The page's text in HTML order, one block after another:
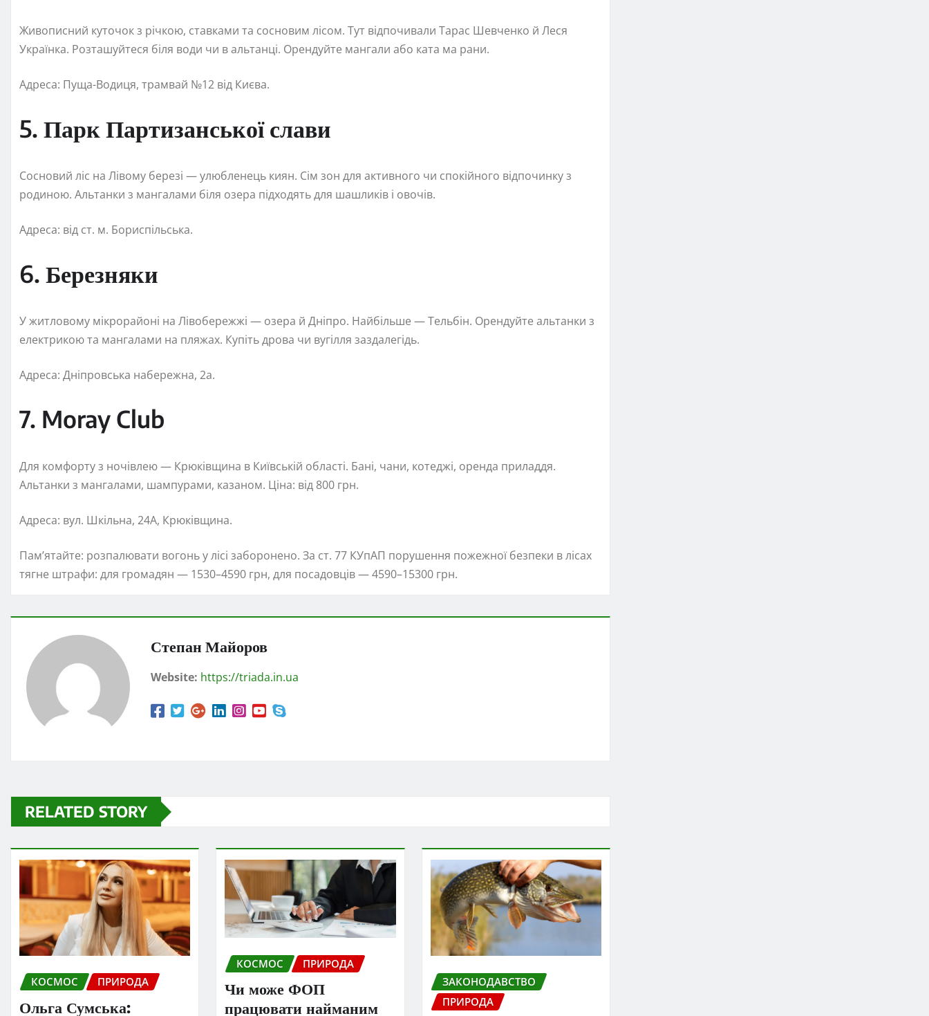
Живописний куточок з річкою, ставками та сосновим лісом. Тут відпочивали Тарас Шевченко й Леся
Українка. Розташуйтеся біля води чи в альтанці. Орендуйте мангали або ката ма рани.
Адреса: Пуща-Водиця, трамвай №12 від Києва.
5. Парк Партизанської слави
Сосновий ліс на Лівому березі — улюбленець киян. Сім зон для активного чи спокійного відпочинку з
родиною. Альтанки з мангалами біля озера підходять для шашликів і овочів.
Адреса: від ст. м. Бориспільська.
6. Березняки
У житловому мікрорайоні на Лівобережжі — озера й Дніпро. Найбільше — Тельбін. Орендуйте альтанки з
електрикою та мангалами на пляжах. Купіть дрова чи вугілля заздалегідь.
Адреса: Дніпровська набережна, 2а.
7. Moray Club
Для комфорту з ночівлею — Крюківщина в Київській області. Бані, чани, котеджі, оренда приладдя.
Альтанки з мангалами, шампурами, казаном. Ціна: від 800 грн.
Адреса: вул. Шкільна, 24А, Крюківщина.
Пам’ятайте: розпалювати вогонь у лісі заборонено. За ст. 77 КУпАП порушення пожежної безпеки в лісах
тягне штрафи: для громадян — 1530–4590 грн, для посадовців — 4590–15300 грн.
Степан Майоров
Website: https://triada.in.ua
RELATED STORY
КОСМОС ПРИРОДА
Ольга Сумська:
КОСМОС ПРИРОДА
Чи може ФОП
працювати найманим
ЗАКОНОДАВСТВО
ПРИРОДА